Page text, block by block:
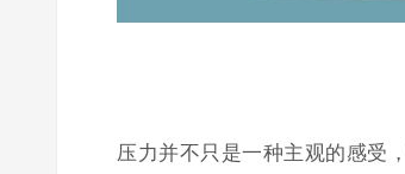
压力并不只是一种主观的感受